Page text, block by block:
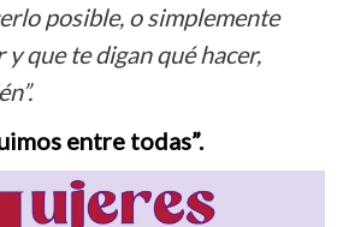
posible, o simplemente
que te digan qué hacer,
entre todas”.